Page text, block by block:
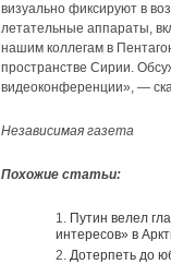
визуально фиксируют в
летательные аппараты,
нашим коллегам в
пространстве Сирии.
видеоконференции», —
Независимая газета
Похожие статьи:
Путин велел
интересов» в
Дотерпеть до